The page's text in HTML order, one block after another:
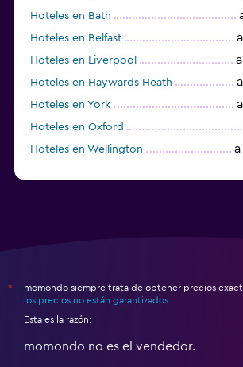
Hoteles en Bath
Hoteles en Belfast
Hoteles en Liverpool
Hoteles en Haywards Heath
Hoteles en York
Hoteles en Oxford
Hoteles en Wellington
*
momondo siempre trata de obtener precios
los precios no están garantizados
Esta es la razón:
momondo no es el vendedor.